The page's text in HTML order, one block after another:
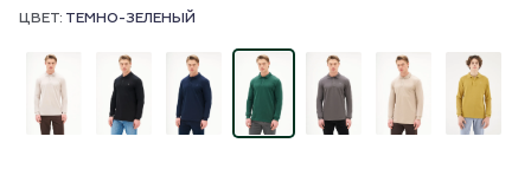
ЦВЕТ: ТЕМНО-ЗЕЛЕНЫЙ